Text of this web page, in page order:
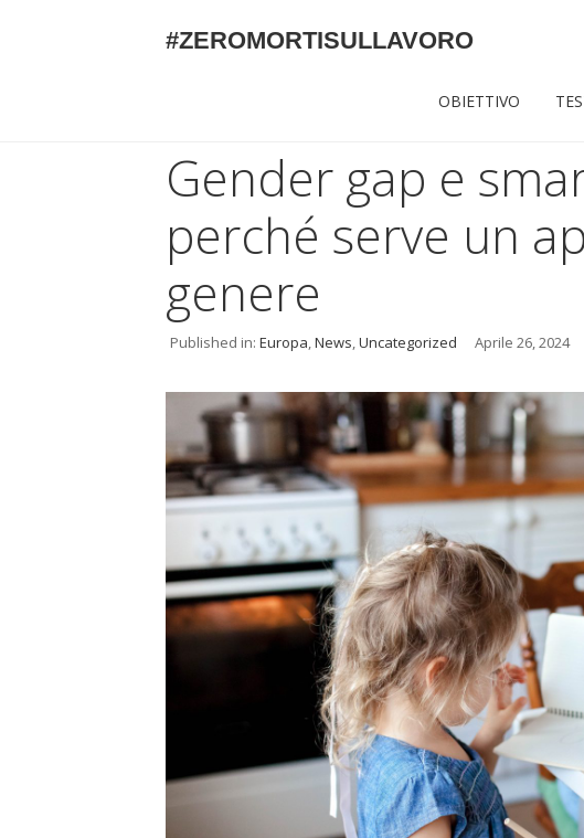
#ZEROMORTISULLAVORO
OBIETTIVO
Gender gap e
perché serve un
genere
Published in: Europa,News,Uncategorized Aprile 26, 2024